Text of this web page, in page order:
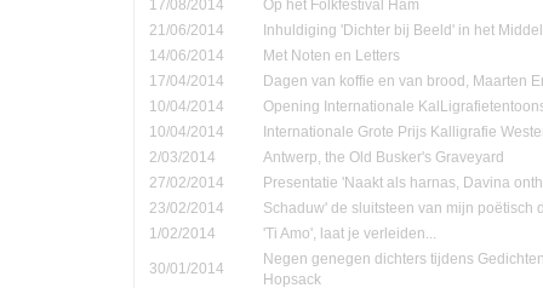
17/08/2014
Op het Folkfestival Ham
21/06/2014
Inhuldiging 'Dichter bij Beeld' in het
14/06/2014
Met Noten en Letters
17/04/2014
Dagen van koffie en van brood, Maarten
10/04/2014
Opening Internationale
10/04/2014
Internationale Grote Prijs Kalligrafie
2/03/2014
Antwerp, the Old Busker's Graveyard
27/02/2014
Presentatie 'Naakt als harnas, Davina
23/02/2014
Schaduw' de sluitsteen van mijn poëtisch
1/02/2014
'Ti Amo', laat je verleiden...
30/01/2014
Negen genegen dichters tijdens
Hopsack